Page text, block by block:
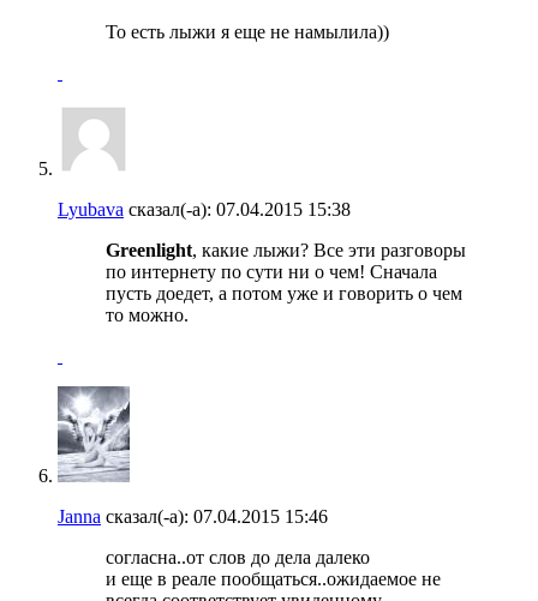
То есть лыжи я еще не намылила))
Lyubava сказал(-а): 07.04.2015 15:38
Greenlight, какие лыжи? Все эти разговоры
по интернету по сути ни о чем! Сначала
пусть доедет, а потом уже и говорить о чем
то можно.
Janna сказал(-а): 07.04.2015 15:46
согласна..от слов до дела далеко
и еще в реале пообщаться..ожидаемое не